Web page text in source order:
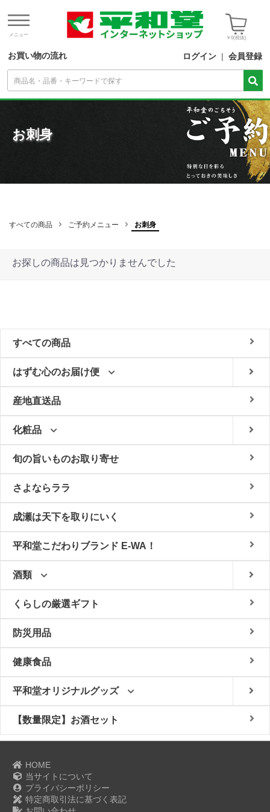
メニュー
￥0(税抜)
お買い物の流れ ログイン | 会員登録
お刺身
すべての商品 ご予約メニュー お刺身
お探しの商品は見つかりませんでした
すべての商品
はずむ心のお届け便
産地直送品
化粧品
旬の旨いものお取り寄せ
さよならララ
成瀬は天下を取りにいく
平和堂こだわりブランド E-WA！
酒類
くらしの厳選ギフト
防災用品
健康食品
平和堂オリジナルグッズ
【数量限定】お酒セット
HOME
当サイトについて
プライバシーポリシー
特定商取引法に基づく表記